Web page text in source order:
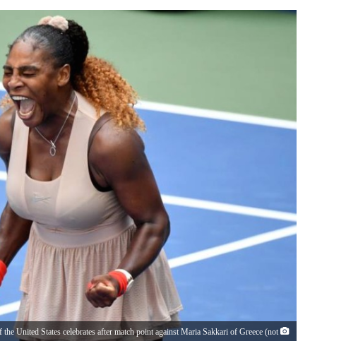
United States celebrates after match point against Maria Sakkari of Greece (not